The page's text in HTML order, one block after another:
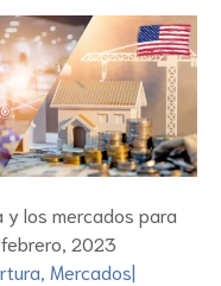
y los mercados para
2023
, Mercados|